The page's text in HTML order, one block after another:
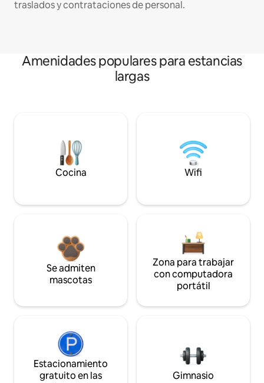
traslados y contrataciones de personal.
Amenidades populares para estancias
largas
Cocina Wifi
Se admiten
mascotas
Zona para trabajar
con computadora
portátil
Estacionamiento
gratuito en las
Gimnasio